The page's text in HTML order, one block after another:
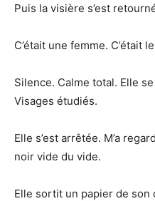
Puis la visière s’est
C’était une femme. C’était
Silence. Calme total. Elle
Visages étudiés.
Elle s’est arrêtée. M’a
noir vide du vide.
Elle sortit un papier de son